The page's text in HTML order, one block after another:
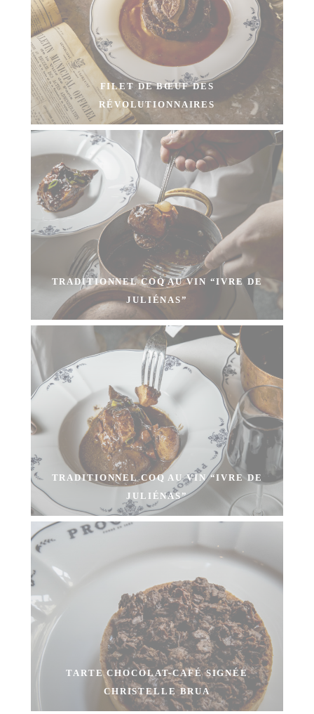
FILET DE BŒUF DES
RÉVOLUTIONNAIRES
TRADITIONNEL COQ AU VIN “IVRE DE
JULIÉNAS”
TRADITIONNEL COQ AU VIN “IVRE DE
JULIÉNAS”
TARTE CHOCOLAT-CAFÉ SIGNÉE
CHRISTELLE BRUA